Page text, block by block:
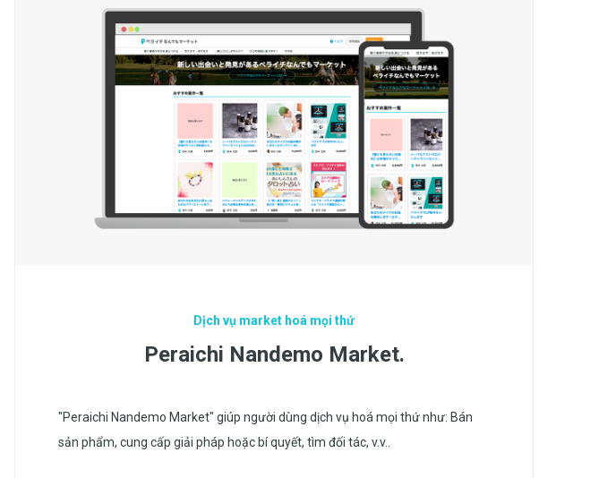
Dịch vụ market hoá mọi thứ
Peraichi Nandemo Market.
"Peraichi Nandemo Market" giúp người dùng dịch vụ hoá mọi thứ như: Bán
sản phẩm, cung cấp giải pháp hoặc bí quyết, tìm đối tác, v.v..